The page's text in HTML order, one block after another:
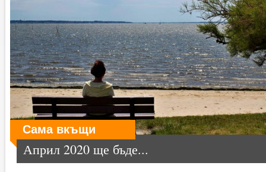
Сама вкъщи
Април 2020 ще бъде...